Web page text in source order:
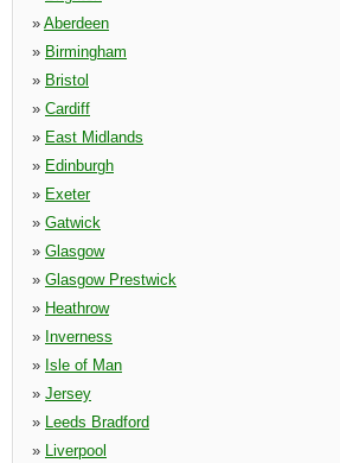
» Aberdeen
» Birmingham
» Bristol
» Cardiff
» East Midlands
» Edinburgh
» Exeter
» Gatwick
» Glasgow
» Glasgow Prestwick
» Heathrow
» Inverness
» Isle of Man
» Jersey
» Leeds Bradford
» Liverpool